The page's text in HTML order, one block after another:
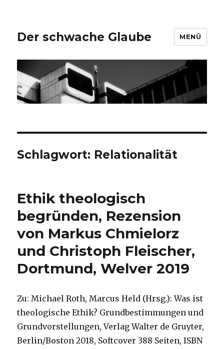
Der schwache Glaube MENÜ
Schlagwort: Relationalität
Ethik theologisch
begründen, Rezension
von Markus Chmielorz
und Christoph Fleischer,
Dortmund, Welver 2019
Zu: Michael Roth, Marcus Held (Hrsg.): Was ist
theologische Ethik? Grundbestimmungen und
Grundvorstellungen, Verlag Walter de Gruyter,
Berlin/Boston 2018, Softcover 388 Seiten, ISBN